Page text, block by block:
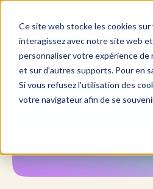
Ce site web stocke les cookies
interagissez avec notre site web
personnaliser votre expérience de
et sur d'autres supports. Pour en
Si vous refusez l'utilisation des
votre navigateur afin de se
Aller
contenu